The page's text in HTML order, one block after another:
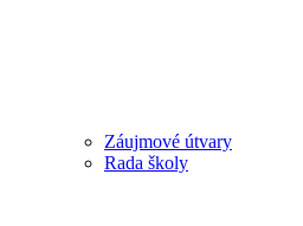
Záujmové útvary
Rada školy